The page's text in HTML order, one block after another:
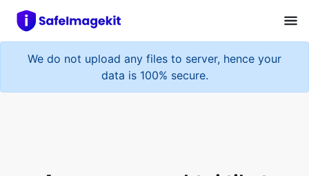
We do not upload any files to server, hence your
data is 100% secure.